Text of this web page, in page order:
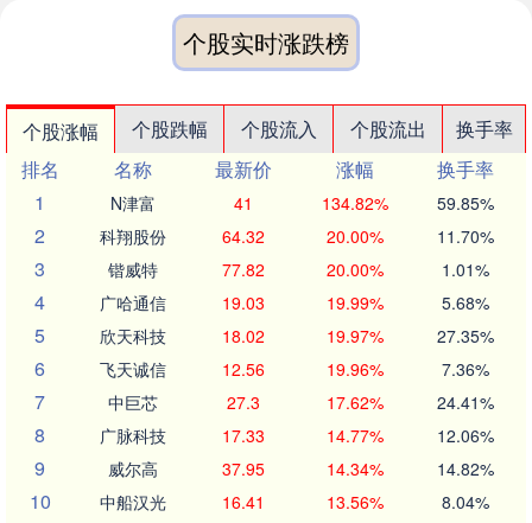
个股实时涨跌榜
个股涨幅 个股跌幅 个股流入 个股流出
换手率
排名
名称 最新价 涨幅
换手率
1
N津富 41 134.82% 59.85%
2 科翔股份 64.32 20.00% 11.70%
3 锴威特 77.82 20.00% 1.01%
4 广哈通信 19.03 19.99% 5.68%
5 欣天科技 18.02 19.97% 27.35%
6 飞天诚信 12.56 19.96% 7.36%
7 中巨芯 27.3 17.62% 24.41%
8 广脉科技 17.33 14.77% 12.06%
9 威尔高 37.95 14.34% 14.82%
10 中船汉光 16.41 13.56% 8.04%